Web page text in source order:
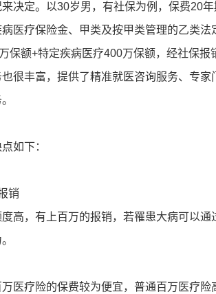
决定。以30岁男，有社保为例，保费20
医疗保险金、甲类及按甲类管理的乙类法
保额+特定疾病医疗400万保额，经社保
很丰富，提供了精准就医咨询服务、专
如下：
销
高，有上百万的报销，若罹患大病可以
医疗险的保费较为便宜，普通百万医疗